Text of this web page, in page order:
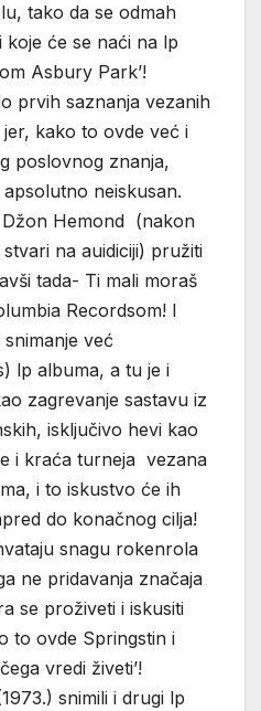
tako da se odmah
koje će se naći na lp
Asbury Park’!
prvih saznanja vezanih
kako to ovde već i
poslovnog znanja,
neiskusan.
Hemond (nakon
na auidiciji) pružiti
tada- Ti mali moraš
Recordsom! I
već
lp albuma, a tu je i
zagrevanje sastavu iz
isključivo hevi kao
i kraća turneja vezana
i to iskustvo će ih
do konačnog cilja!
snagu rokenrola
ne pridavanja značaja
se proživeti i iskusiti
to ovde Springstin i
vredi živeti’!
snimili i drugi lp